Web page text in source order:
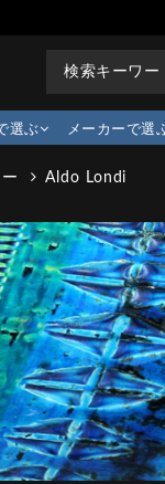
選ぶ メーカーで選
Aldo Londi